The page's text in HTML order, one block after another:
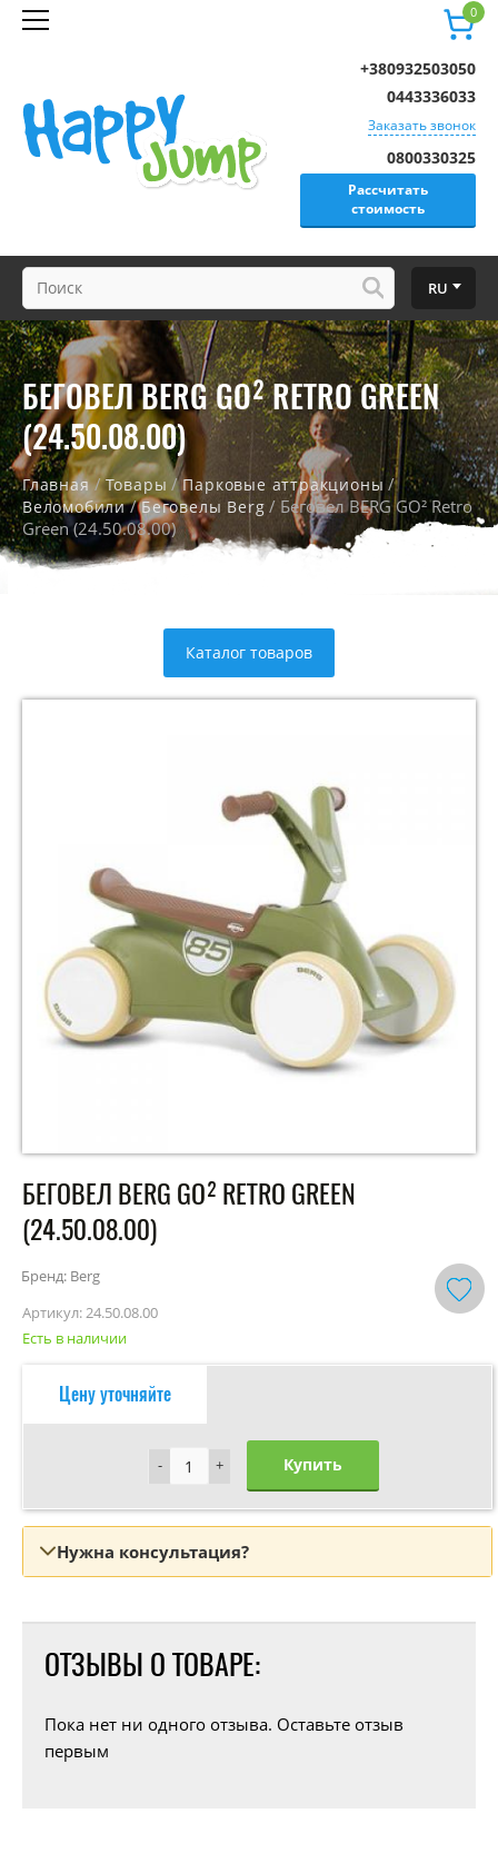
0
0800330325
Рассчитать
стоимость
+380932503050
0443336033
Заказать звонок
RU
БЕГОВЕЛ BERG GO² RETRO GREEN
(24.50.08.00)
Главная/Товары /Парковые аттракционы /
Веломобили/Беговелы Berg / Беговел BERG GO² Retro
Green (24.50.08.00)
Каталог товаров
БЕГОВЕЛ BERG GO² RETRO GREEN
(24.50.08.00)
Бренд: Berg
Артикул:24.50.08.00
Есть в наличии
Цену уточняйте
+
- +
- Купить
Нужна консультация?
ОТЗЫВЫ О ТОВАРЕ:
Пока нет ни одного отзыва. Оставьте отзыв
первым